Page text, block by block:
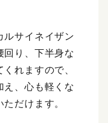
ルサイネイザン
回り、下半身な
れますので、
え、心も軽くな
だけます。